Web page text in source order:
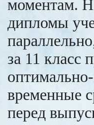
моментам.
дипломы
за 11 класс
временные
перед